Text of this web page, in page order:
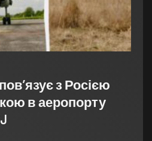
з Росією
в аеропорту